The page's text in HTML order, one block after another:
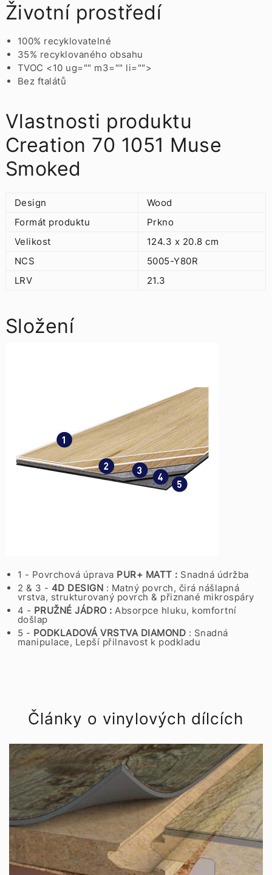
Životní prostředí
100% recyklovatelné
35% recyklovaného obsahu
TVOC <10 ug="" m3="" li="">
Bez ftalátů
Vlastnosti produktu
Creation 70 1051 Muse
Smoked
Design
Wood
Formát produktu
Prkno
Velikost
124.3 x 20.8 cm
NCS
5005-Y80R
LRV
21.3
Složení
1 - Povrchová úprava PUR+ MATT : Snadná údržba
2 & 3 - 4D DESIGN : Matný povrch, čirá nášlapná
vrstva, strukturovaný povrch & přiznané mikrospáry
4 - PRUŽNÉ JÁDRO : Absorpce hluku, komfortní
došlap
5 - PODKLADOVÁ VRSTVA DIAMOND : Snadná
manipulace, Lepší přilnavost k podkladu
Články o vinylových dílcích